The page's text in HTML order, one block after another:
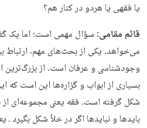
یا فقهی یا هردو در کنار هم؟
قائم مقامی: سؤال مهمی است؛ اما یک
می‌خواهد. یکی از بحث‌های مهم، ارتباط
وجودشناسی و عرفان است. از بزرگ‌ترین
بسیاری از ابواب و گزاره‌ها این است
شکل گرفته است. فقه یعنی مجموعه‌ای از
بایدها و نبایدها اگر در خلأ شکل بگیرد